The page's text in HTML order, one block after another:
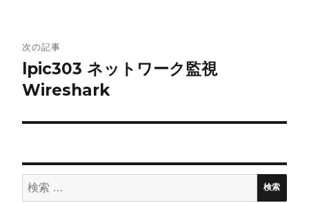
ビ
ゲ
ー
シ
ョ
ン
次の記事
lpic303 ネットワーク監視
Wireshark
検
索:
検索